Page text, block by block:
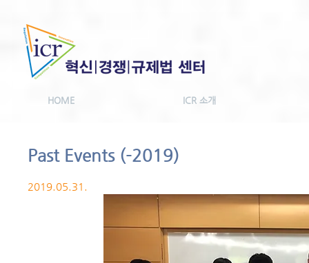
HOME ICR 소개
Past Events (-2019)
2019.05.31.